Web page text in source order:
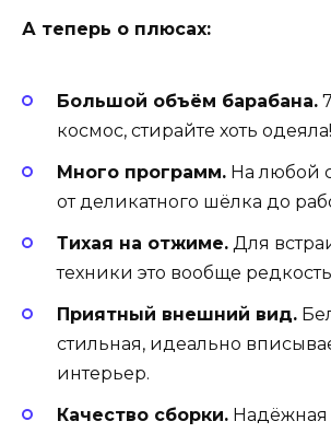
А теперь о плюсах:
Большой объём барабана.
космос, стирайте хоть одеяла!
Много программ. На любой
от деликатного шёлка до
Тихая на отжиме. Для
техники это вообще
Приятный внешний вид.
стильная, идеально
интерьер.
Качество сборки. Надёжная